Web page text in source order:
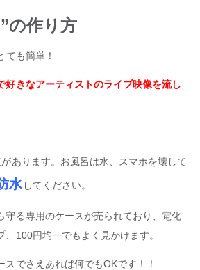
の作り方
ても簡単！
好きなアーティストのライブ映像を流し
あります。お風呂は水、スマホを壊して
水 してください。
守る専用のケースが売られており、電化
100円均一でもよく見かけます。
スでさえあれば何でもOKです！！